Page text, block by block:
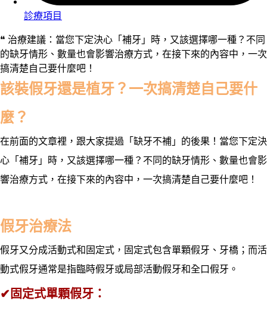
診療項目
❝ 治療建議：當您下定決心「補牙」時，又該選擇哪一種？不同
的缺牙情形、數量也會影響治療方式，在接下來的內容中，一次
搞清楚自己要什麼吧！
該裝假牙還是植牙？一次搞清楚自己要什
麼？
在前面的文章裡，跟大家提過「缺牙不補」的後果！當您下定決
心「補牙」時，又該選擇哪一種？不同的缺牙情形、數量也會影
響治療方式，在接下來的內容中，一次搞清楚自己要什麼吧！
假牙治療法
假牙又分成活動式和固定式，固定式包含單顆假牙、牙橋；而活
動式假牙通常是指臨時假牙或局部活動假牙和全口假牙。
✔ 固定式單顆假牙：